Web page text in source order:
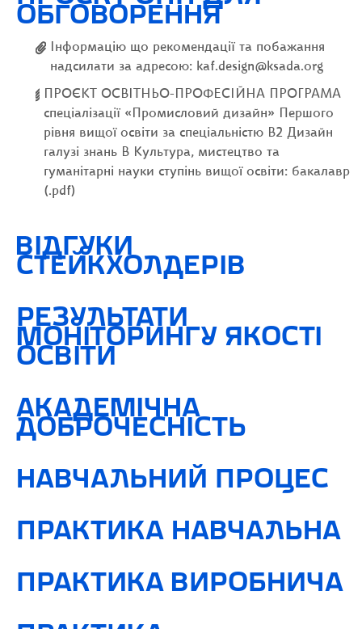
ОБГОВОРЕННЯ
Інформацію що рекомендації та побажання
надсилати за адресою: kaf.design@ksada.org
ПРОЄКТ ОСВІТНЬО-ПРОФЕСІЙНА ПРОГРАМА
спеціалізації «Промисловий дизайн» Першого
рівня вищої освіти за спеціальністю В2 Дизайн
галузі знань В Культура, мистецтво та
гуманітарні науки ступінь вищої освіти: бакалавр
(.pdf)
ВІДГУКИ
СТЕЙКХОЛДЕРІВ
РЕЗУЛЬТАТИ
МОНІТОРИНГУ ЯКОСТІ
ОСВІТИ
АКАДЕМІЧНА
ДОБРОЧЕСНІСТЬ
НАВЧАЛЬНИЙ ПРОЦЕС
ПРАКТИКА НАВЧАЛЬНА
ПРАКТИКА ВИРОБНИЧА